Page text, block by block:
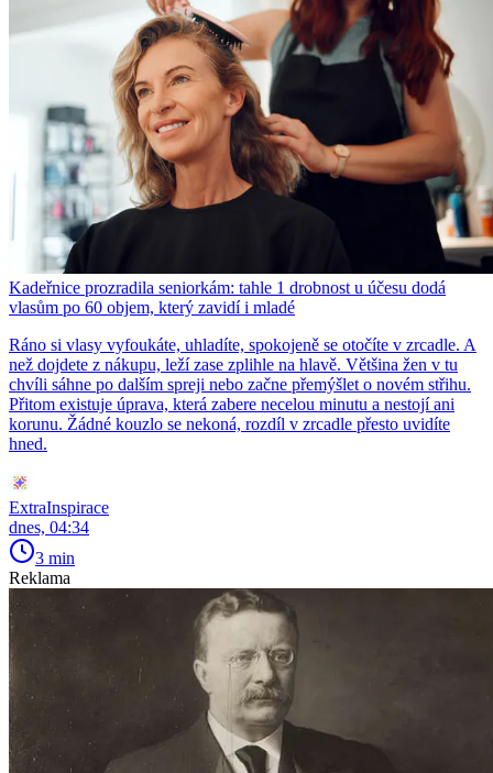
Kadeřnice prozradila seniorkám: tahle 1 drobnost u účesu dodá
vlasům po 60 objem, který zavidí i mladé
Ráno si vlasy vyfoukáte, uhladíte, spokojeně se otočíte v zrcadle. A
než dojdete z nákupu, leží zase zplihle na hlavě. Většina žen v tu
chvíli sáhne po dalším spreji nebo začne přemýšlet o novém střihu.
Přitom existuje úprava, která zabere necelou minutu a nestojí ani
korunu. Žádné kouzlo se nekoná, rozdíl v zrcadle přesto uvidíte
hned.
ExtraInspirace
dnes, 04:34
3 min
Reklama